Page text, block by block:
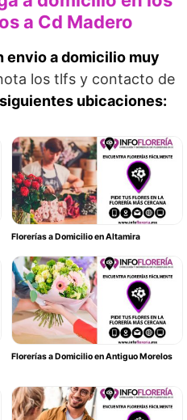
a Cd Madero
envio a domicilio muy
los tlfs y contacto de
siguientes ubicaciones:
Florerías a Domicilio en Altamira
Florerías a Domicilio en Antiguo Morelos